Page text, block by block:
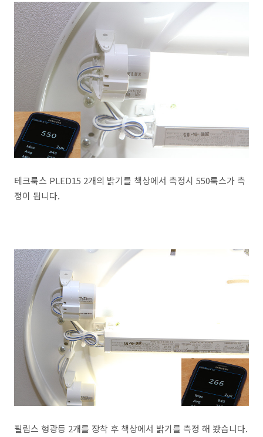
테크룩스 PLED15 2개의 밝기를 책상에서 측정시 550룩스가 측
정이 됩니다.
필립스 형광등 2개를 장착 후 책상에서 밝기를 측정 해 봤습니다.